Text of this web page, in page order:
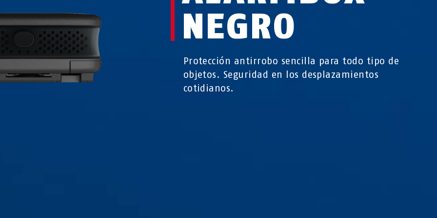
NEGRO
Protección antirrobo sencilla para todo tipo de
objetos. Seguridad en los desplazamientos
cotidianos.